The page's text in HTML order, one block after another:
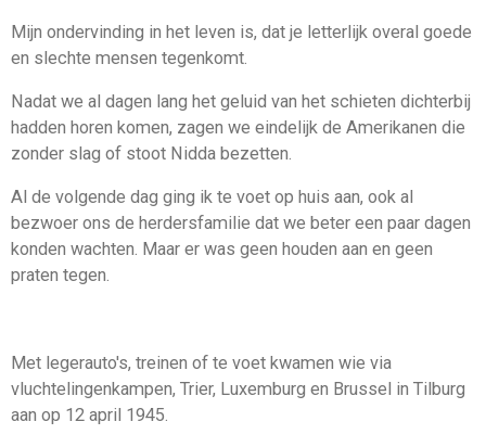
Mijn ondervinding in het leven is, dat je letterlijk overal goede
en slechte mensen tegenkomt.
Nadat we al dagen lang het geluid van het schieten dichterbij
hadden horen komen, zagen we eindelijk de Amerikanen die
zonder slag of stoot Nidda bezetten.
Al de volgende dag ging ik te voet op huis aan, ook al
bezwoer ons de herdersfamilie dat we beter een paar dagen
konden wachten. Maar er was geen houden aan en geen
praten tegen.
Met legerauto's, treinen of te voet kwamen wie via
vluchtelingenkampen, Trier, Luxemburg en Brussel in Tilburg
aan op 12 april 1945.